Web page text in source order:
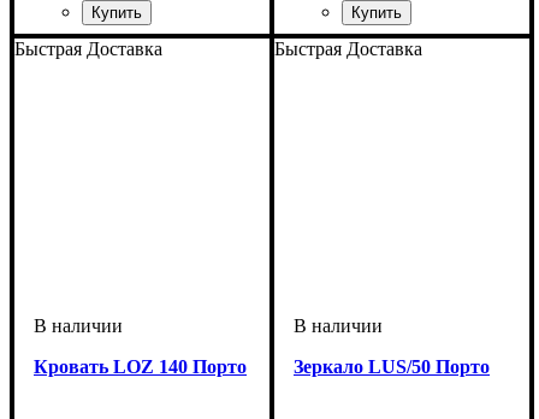
ширина, мм: 535
высота, мм: 440
глубина, мм: 400 ширина, мм: 960
высота, мм: 445-845
глубина, мм: 2045
Быстрая Доставка
Кровать LOZ 140 Порто
Быстрая Доставка
Зеркало LUS/50 Порто